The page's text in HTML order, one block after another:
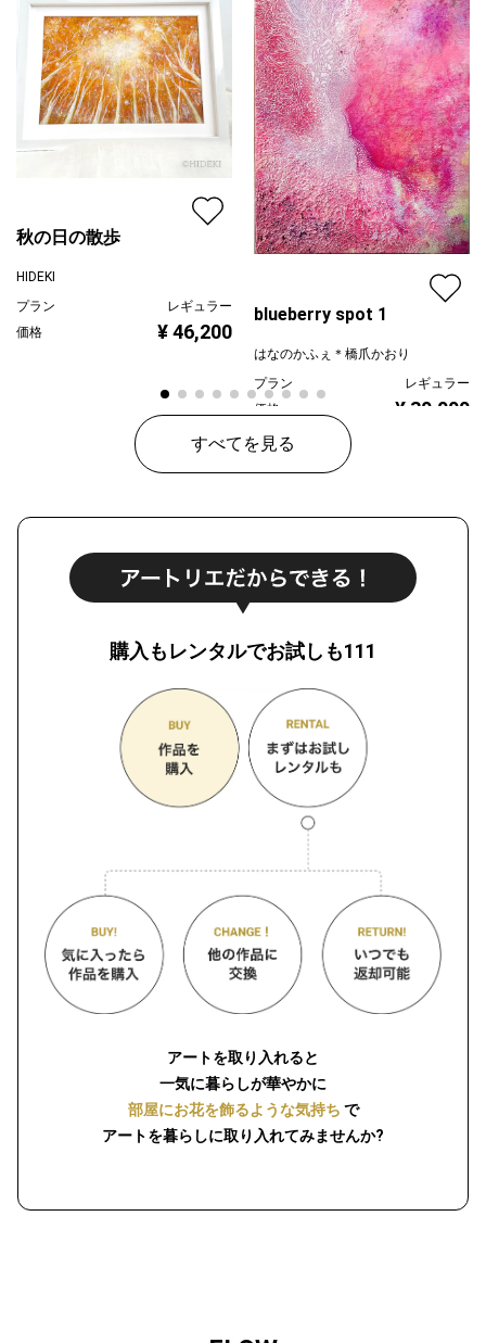
秋の日の散歩
HIDEKI
プラン
レギュラー
価格
¥ 46,200
blueberry spot 1
はなのかふぇ＊橋爪かおり
プラン
レギュラー
価格
¥ 30,000
すべてを見る
購入もレンタルでお試しも111
アートを取り入れると
一気に暮らしが華やかに
部屋にお花を飾るような気持ち で
アートを暮らしに取り入れてみませんか?